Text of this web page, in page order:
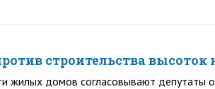
строительства высоток
жилых домов согласовывают депутаты